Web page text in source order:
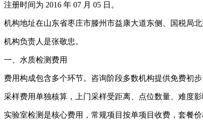
注册时间为 2016 年 07 月 05 日。
机构地址在山东省枣庄市滕州市益康大道东侧、国税局北
机构负责人是张敬忠。
一、水质检测费用
费用构成包含多个环节。咨询阶段多数机构提供免费初
采样费用单独核算，上门采样受距离、点位数量、难度
实验室检测是核心费用，常规项目按单项目收费，套餐